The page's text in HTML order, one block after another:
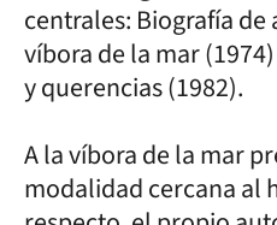
centrales: Biografía de
víbora de la mar
y querencias (1982).
A la víbora de la mar
modalidad cercana al